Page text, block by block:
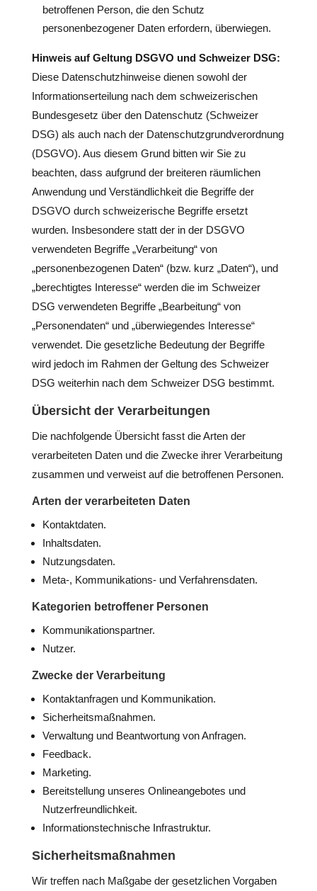
betroffenen Person, die den Schutz
personenbezogener Daten erfordern, überwiegen.
Hinweis auf Geltung DSGVO und Schweizer DSG:
Diese Datenschutzhinweise dienen sowohl der
Informationserteilung nach dem schweizerischen
Bundesgesetz über den Datenschutz (Schweizer
DSG) als auch nach der Datenschutzgrundverordnung
(DSGVO). Aus diesem Grund bitten wir Sie zu
beachten, dass aufgrund der breiteren räumlichen
Anwendung und Verständlichkeit die Begriffe der
DSGVO durch schweizerische Begriffe ersetzt
wurden. Insbesondere statt der in der DSGVO
verwendeten Begriffe „Verarbeitung“ von
„personenbezogenen Daten“ (bzw. kurz „Daten“), und
„berechtigtes Interesse“ werden die im Schweizer
DSG verwendeten Begriffe „Bearbeitung“ von
„Personendaten“ und „überwiegendes Interesse“
verwendet. Die gesetzliche Bedeutung der Begriffe
wird jedoch im Rahmen der Geltung des Schweizer
DSG weiterhin nach dem Schweizer DSG bestimmt.
Übersicht der Verarbeitungen
Die nachfolgende Übersicht fasst die Arten der
verarbeiteten Daten und die Zwecke ihrer Verarbeitung
zusammen und verweist auf die betroffenen Personen.
Arten der verarbeiteten Daten
Kontaktdaten.
Inhaltsdaten.
Nutzungsdaten.
Meta-, Kommunikations- und Verfahrensdaten.
Kategorien betroffener Personen
Kommunikationspartner.
Nutzer.
Zwecke der Verarbeitung
Kontaktanfragen und Kommunikation.
Sicherheitsmaßnahmen.
Verwaltung und Beantwortung von Anfragen.
Feedback.
Marketing.
Bereitstellung unseres Onlineangebotes und
Nutzerfreundlichkeit.
Informationstechnische Infrastruktur.
Sicherheitsmaßnahmen
Wir treffen nach Maßgabe der gesetzlichen Vorgaben